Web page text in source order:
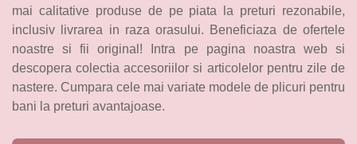
mai calitative produse de pe piata la preturi rezonabile,
inclusiv livrarea in raza orasului. Beneficiaza de ofertele
noastre si fii original! Intra pe pagina noastra web si
descopera colectia accesoriilor si articolelor pentru zile de
nastere. Cumpara cele mai variate modele de plicuri pentru
bani la preturi avantajoase.